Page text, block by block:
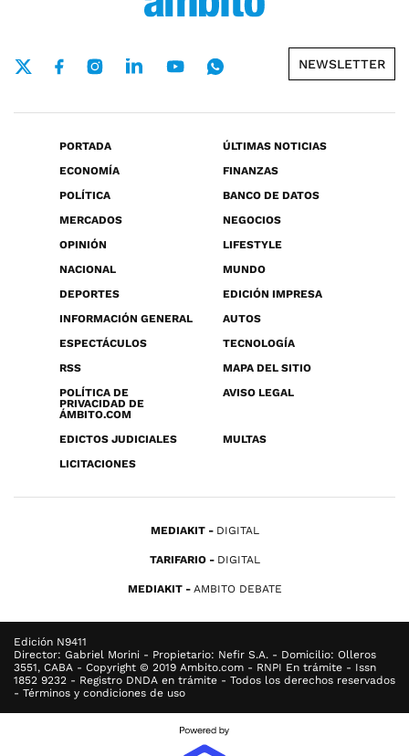
NEWSLETTER
PORTADA
ÚLTIMAS NOTICIAS
ECONOMÍA
FINANZAS
POLÍTICA
BANCO DE DATOS
MERCADOS
NEGOCIOS
OPINIÓN
LIFESTYLE
NACIONAL
MUNDO
DEPORTES
EDICIÓN IMPRESA
INFORMACIÓN GENERAL
AUTOS
ESPECTÁCULOS
TECNOLOGÍA
RSS
MAPA DEL SITIO
POLÍTICA DE
PRIVACIDAD DE
ÁMBITO.COM
AVISO LEGAL
EDICTOS JUDICIALES
MULTAS
LICITACIONES
MEDIAKIT DIGITAL
TARIFARIO DIGITAL
MEDIAKIT AMBITO DEBATE
Edición N9411
Director: Gabriel Morini - Propietario: Nefir S.A. - Domicilio: Olleros
3551, CABA - Copyright © 2019 Ambito.com - RNPI En trámite - Issn
1852 9232 - Registro DNDA en trámite - Todos los derechos reservados
- Términos y condiciones de uso